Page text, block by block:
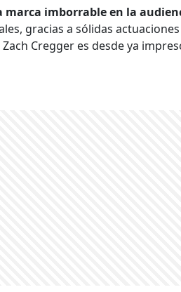
marca imborrable en la
gracias a sólidas
Cregger es desde ya